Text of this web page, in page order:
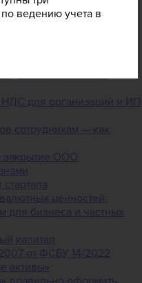
1С!
1С для вашей
организуем работу с
для организаций и ИП
сотрудникам — как
закрытие ООО
ценностей:
для бизнеса и частных
капитал
от ФСБУ 14/2022
активы»
ведению учета в